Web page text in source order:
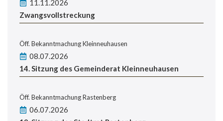
11.11.2026
Zwangsvollstreckung
Öff. Bekanntmachung Kleinneuhausen
08.07.2026
14. Sitzung des Gemeinderat Kleinneuhausen
Öff. Bekanntmachung Rastenberg
06.07.2026